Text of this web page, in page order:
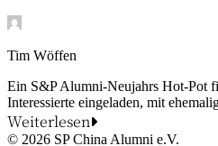
Tim Wöffen
Ein S&P Alumni-Neujahrs Hot-Pot
Interessierte eingeladen, mit
Weiterlesen
© 2026 SP China Alumni e.V.